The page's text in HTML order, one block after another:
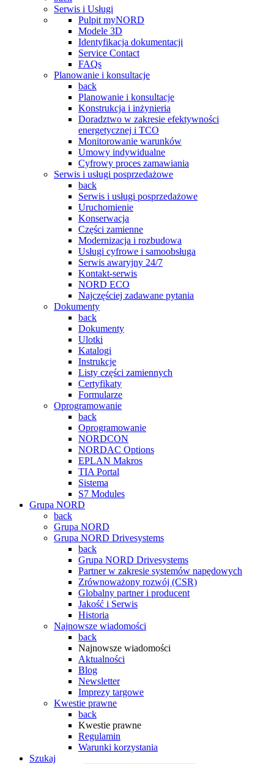
Serwis i Usługi
Pulpit myNORD
Modele 3D
Identyfikacja dokumentacji
Service Contact
FAQs
Planowanie i konsultacje
back
Planowanie i konsultacje
Konstrukcja i inżynieria
Doradztwo w zakresie efektywności
energetycznej i TCO
Monitorowanie warunków
Umowy indywidualne
Cyfrowy proces zamawiania
Serwis i usługi posprzedażowe
back
Serwis i usługi posprzedażowe
Uruchomienie
Konserwacja
Części zamienne
Modernizacja i rozbudowa
Usługi cyfrowe i samoobsługa
Serwis awaryjny 24/7
Kontakt-serwis
NORD ECO
Najczęściej zadawane pytania
Dokumenty
back
Dokumenty
Ulotki
Katalogi
Instrukcje
Listy części zamiennych
Certyfikaty
Formularze
Oprogramowanie
back
Oprogramowanie
NORDCON
NORDAC Options
EPLAN Makros
TIA Portal
Sistema
S7 Modules
Grupa NORD
back
Grupa NORD
Grupa NORD Drivesystems
back
Grupa NORD Drivesystems
Partner w zakresie systemów napędowych
Zrównoważony rozwój (CSR)
Globalny partner i producent
Jakość i Serwis
Historia
Najnowsze wiadomości
back
Najnowsze wiadomości
Aktualności
Blog
Newsletter
Imprezy targowe
Kwestie prawne
back
Kwestie prawne
Regulamin
Warunki korzystania
Szukaj